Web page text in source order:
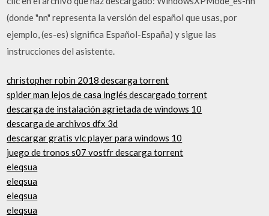
(donde "nn" representa la versión del español que usas, por
ejemplo, (es-es) significa Español-España) y sigue las
instrucciones del asistente.
christopher robin 2018 descarga torrent
spider man lejos de casa inglés descargado torrent
descarga de instalación agrietada de windows 10
descarga de archivos dfx 3d
descargar gratis vlc player para windows 10
juego de tronos s07 vostfr descarga torrent
eleqsua
eleqsua
eleqsua
eleqsua